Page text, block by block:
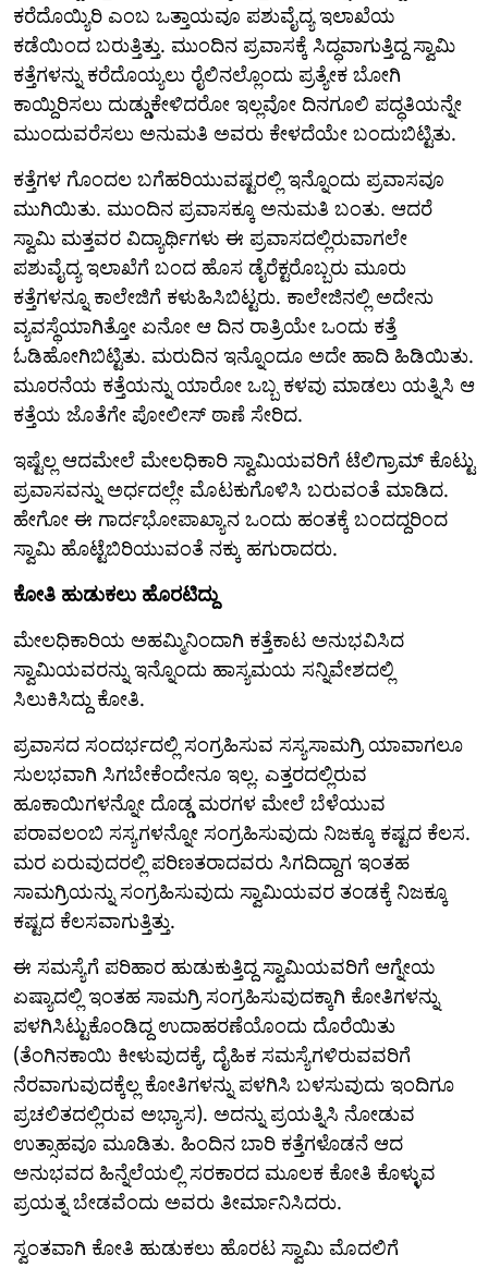
ಕರೆದೊಯ್ಯಿರಿ ಎಂಬ ಒತ್ತಾಯವೂ ಪಶುವೈದ್ಯ ಇಲಾಖೆಯ
ಕಡೆಯಿಂದ ಬರುತ್ತಿತ್ತು. ಮುಂದಿನ ಪ್ರವಾಸಕ್ಕೆ ಸಿದ್ಧವಾಗುತ್ತಿದ್ದ ಸ್ವಾಮಿ
ಕತ್ತೆಗಳನ್ನು ಕರೆದೊಯ್ಯಲು ರೈಲಿನಲ್ಲೊಂದು ಪ್ರತ್ಯೇಕ ಬೋಗಿ
ಕಾಯ್ದಿರಿಸಲು ದುಡ್ಡುಕೇಳಿದರೋ ಇಲ್ಲವೋ ದಿನಗೂಲಿ ಪದ್ಧತಿಯನ್ನೇ
ಮುಂದುವರೆಸಲು ಅನುಮತಿ ಅವರು ಕೇಳದೆಯೇ ಬಂದುಬಿಟ್ಟಿತು.
ಕತ್ತೆಗಳ ಗೊಂದಲ ಬಗೆಹರಿಯುವಷ್ಟರಲ್ಲಿ ಇನ್ನೊಂದು ಪ್ರವಾಸವೂ
ಮುಗಿಯಿತು. ಮುಂದಿನ ಪ್ರವಾಸಕ್ಕೂ ಅನುಮತಿ ಬಂತು. ಆದರೆ
ಸ್ವಾಮಿ ಮತ್ತವರ ವಿದ್ಯಾರ್ಥಿಗಳು ಈ ಪ್ರವಾಸದಲ್ಲಿರುವಾಗಲೇ
ಪಶುವೈದ್ಯ ಇಲಾಖೆಗೆ ಬಂದ ಹೊಸ ಡೈರೆಕ್ಟರೊಬ್ಬರು ಮೂರು
ಕತ್ತೆಗಳನ್ನೂ ಕಾಲೇಜಿಗೆ ಕಳುಹಿಸಿಬಿಟ್ಟರು. ಕಾಲೇಜಿನಲ್ಲಿ ಅದೇನು
ವ್ಯವಸ್ಥೆಯಾಗಿತ್ತೋ ಏನೋ ಆ ದಿನ ರಾತ್ರಿಯೇ ಒಂದು ಕತ್ತೆ
ಓಡಿಹೋಗಿಬಿಟ್ಟಿತು. ಮರುದಿನ ಇನ್ನೊಂದೂ ಅದೇ ಹಾದಿ ಹಿಡಿಯಿತು.
ಮೂರನೆಯ ಕತ್ತೆಯನ್ನು ಯಾರೋ ಒಬ್ಬ ಕಳವು ಮಾಡಲು ಯತ್ನಿಸಿ ಆ
ಕತ್ತೆಯ ಜೊತೆಗೇ ಪೋಲೀಸ್ ಠಾಣೆ ಸೇರಿದ.
ಇಷ್ಟೆಲ್ಲ ಆದಮೇಲೆ ಮೇಲಧಿಕಾರಿ ಸ್ವಾಮಿಯವರಿಗೆ ಟೆಲಿಗ್ರಾಮ್ ಕೊಟ್ಟು
ಪ್ರವಾಸವನ್ನು ಅರ್ಧದಲ್ಲೇ ಮೊಟಕುಗೊಳಿಸಿ ಬರುವಂತೆ ಮಾಡಿದ.
ಹೇಗೋ ಈ ಗಾರ್ದಭೋಪಾಖ್ಯಾನ ಒಂದು ಹಂತಕ್ಕೆ ಬಂದದ್ದರಿಂದ
ಸ್ವಾಮಿ ಹೊಟ್ಟೆಬಿರಿಯುವಂತೆ ನಕ್ಕು ಹಗುರಾದರು.
ಕೋತಿ ಹುಡುಕಲು ಹೊರಟಿದ್ದು
ಮೇಲಧಿಕಾರಿಯ ಅಹಮ್ಮಿನಿಂದಾಗಿ ಕತ್ತೆಕಾಟ ಅನುಭವಿಸಿದ
ಸ್ವಾಮಿಯವರನ್ನು ಇನ್ನೊಂದು ಹಾಸ್ಯಮಯ ಸನ್ನಿವೇಶದಲ್ಲಿ
ಸಿಲುಕಿಸಿದ್ದು ಕೋತಿ.
ಪ್ರವಾಸದ ಸಂದರ್ಭದಲ್ಲಿ ಸಂಗ್ರಹಿಸುವ ಸಸ್ಯಸಾಮಗ್ರಿ ಯಾವಾಗಲೂ
ಸುಲಭವಾಗಿ ಸಿಗಬೇಕೆಂದೇನೂ ಇಲ್ಲ. ಎತ್ತರದಲ್ಲಿರುವ
ಹೂಕಾಯಿಗಳನ್ನೋ ದೊಡ್ಡ ಮರಗಳ ಮೇಲೆ ಬೆಳೆಯುವ
ಪರಾವಲಂಬಿ ಸಸ್ಯಗಳನ್ನೋ ಸಂಗ್ರಹಿಸುವುದು ನಿಜಕ್ಕೂ ಕಷ್ಟದ ಕೆಲಸ.
ಮರ ಏರುವುದರಲ್ಲಿ ಪರಿಣತರಾದವರು ಸಿಗದಿದ್ದಾಗ ಇಂತಹ
ಸಾಮಗ್ರಿಯನ್ನು ಸಂಗ್ರಹಿಸುವುದು ಸ್ವಾಮಿಯವರ ತಂಡಕ್ಕೆ ನಿಜಕ್ಕೂ
ಕಷ್ಟದ ಕೆಲಸವಾಗುತ್ತಿತ್ತು.
ಈ ಸಮಸ್ಯೆಗೆ ಪರಿಹಾರ ಹುಡುಕುತ್ತಿದ್ದ ಸ್ವಾಮಿಯವರಿಗೆ ಆಗ್ನೇಯ
ಏಷ್ಯಾದಲ್ಲಿ ಇಂತಹ ಸಾಮಗ್ರಿ ಸಂಗ್ರಹಿಸುವುದಕ್ಕಾಗಿ ಕೋತಿಗಳನ್ನು
ಪಳಗಿಸಿಟ್ಟುಕೊಂಡಿದ್ದ ಉದಾಹರಣೆಯೊಂದು ದೊರೆಯಿತು
(ತೆಂಗಿನಕಾಯಿ ಕೀಳುವುದಕ್ಕೆ, ದೈಹಿಕ ಸಮಸ್ಯೆಗಳಿರುವವರಿಗೆ
ನೆರವಾಗುವುದಕ್ಕೆಲ್ಲ ಕೋತಿಗಳನ್ನು ಪಳಗಿಸಿ ಬಳಸುವುದು ಇಂದಿಗೂ
ಪ್ರಚಲಿತದಲ್ಲಿರುವ ಅಭ್ಯಾಸ). ಅದನ್ನು ಪ್ರಯತ್ನಿಸಿ ನೋಡುವ
ಉತ್ಸಾಹವೂ ಮೂಡಿತು. ಹಿಂದಿನ ಬಾರಿ ಕತ್ತೆಗಳೊಡನೆ ಆದ
ಅನುಭವದ ಹಿನ್ನೆಲೆಯಲ್ಲಿ ಸರಕಾರದ ಮೂಲಕ ಕೋತಿ ಕೊಳ್ಳುವ
ಪ್ರಯತ್ನ ಬೇಡವೆಂದು ಅವರು ತೀರ್ಮಾನಿಸಿದರು.
ಸ್ವಂತವಾಗಿ ಕೋತಿ ಹುಡುಕಲು ಹೊರಟ ಸ್ವಾಮಿ ಮೊದಲಿಗೆ